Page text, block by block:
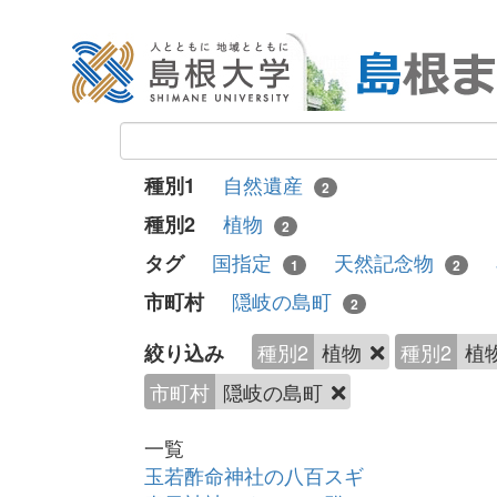
種別1 自然遺産 2
種別2 植物 2
タグ 国指定 1 天然記念物 2
市町村
隠岐の島町 2
絞り込み 種別2 植物 種別2 植
市町村 隠岐の島町
一覧
玉若酢命神社の八百スギ